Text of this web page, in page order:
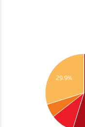
29.9%